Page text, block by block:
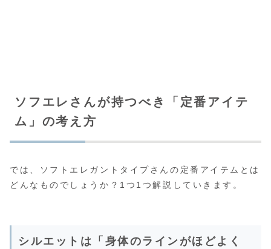
ソフエレさんが持つべき「定番アイテ
ム」の考え方
では、ソフトエレガントタイプさんの定番アイテムとは
どんなものでしょうか？1つ1つ解説していきます。
シルエットは「身体のラインがほどよく